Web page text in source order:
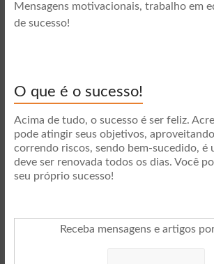
Mensagens motivacionais, trabalho em
de sucesso!
O que é o sucesso!
Acima de tudo, o sucesso é ser feliz.
pode atingir seus objetivos,
correndo riscos, sendo bem-sucedido, é
deve ser renovada todos os dias. Você
seu próprio sucesso!
Receba mensagens e artigos